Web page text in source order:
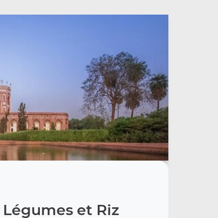
Légumes et Riz